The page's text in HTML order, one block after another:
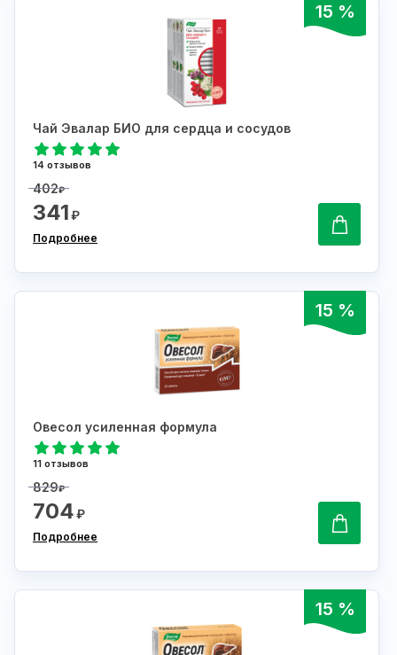
15 %
Чай Эвалар БИО для сердца и сосудов
14 отзывов
402₽
341₽
Подробнее
15 %
Овесол усиленная формула
11 отзывов
829₽
704₽
Подробнее
15 %